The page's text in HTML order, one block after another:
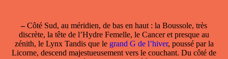
–Côté Sud, au méridien, de bas en haut : la Boussole, très
discrète, la tête de l’Hydre Femelle, le Cancer et presque au
zénith, le Lynx Tandis que le grand G de l’hiver, poussé par la
Licorne, descend majestueusement vers le couchant. Du côté de